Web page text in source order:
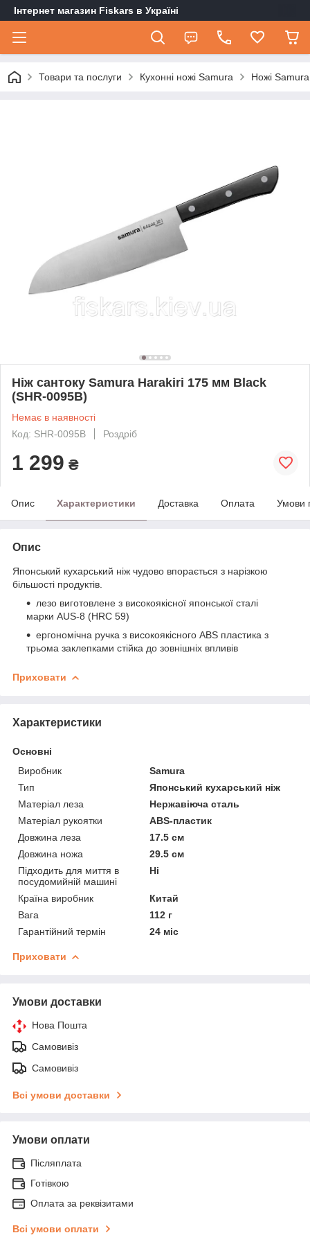
Інтернет магазин Fiskars в Україні
Товари та послуги Кухонні ножі Samura Ножі
Ніж сантоку Samura Harakiri 175 мм Black
(SHR-0095B)
Немає в наявності
Код: SHR-0095B
Роздріб
1 299 ₴
Опис Характеристики Доставка Оплата Умови
Опис
Японський кухарський ніж чудово впорається з нарізкою
більшості продуктів.
лезо виготовлене з високоякісної японської сталі
марки AUS-8 (HRC 59)
ергономічна ручка з високоякісного ABS пластика з
трьома заклепками стійка до зовнішніх впливів
Приховати
Характеристики
Основні
Виробник
Samura
Тип
Японський кухарський ніж
Матеріал леза
Нержавіюча сталь
Матеріал рукоятки
ABS-пластик
Довжина леза
17.5 см
Довжина ножа
29.5 см
Підходить для миття в
посудомийній машині
Ні
Країна виробник
Китай
Вага
112 г
Гарантійний термін
24 міс
Приховати
Умови доставки
Нова Пошта
Самовивіз
Самовивіз
Всі умови доставки
Умови оплати
Післяплата
Готівкою
Оплата за реквізитами
Всі умови оплати